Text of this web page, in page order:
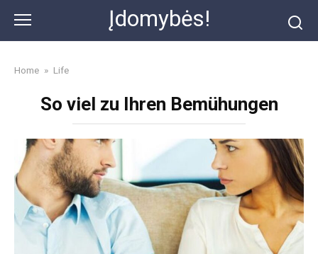
content
Įdomybės!
Home » Life
So viel zu Ihren Bemühungen